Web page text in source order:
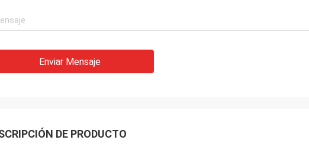
Enviar Mensaje
DE PRODUCTO